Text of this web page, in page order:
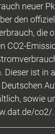
neuer
den
die
CO2-
Dieser ist in
Deutschen
sowie
co2/.